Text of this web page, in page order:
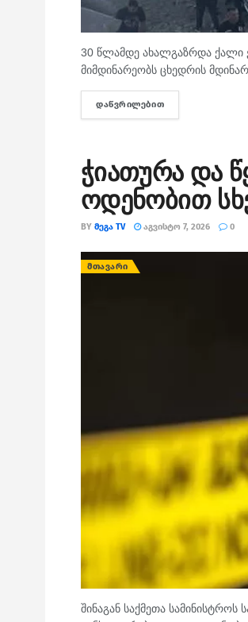
30 წლამდე ახალგაზრდა ქალი
მიმდინარეობს ცხედრის
ᲓᲐᲬᲕᲠᲘᲚᲔᲑᲘᲗ
ჭიათურა და
ოდენობით
BY ᲛᲔᲒᲐ TV ᲐᲒᲕᲘᲡᲢᲝ 7, 2026 0
ᲛᲗᲐᲕᲐᲠᲘ
შინაგან საქმეთა